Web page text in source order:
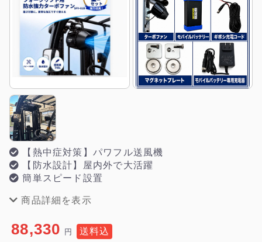
【熱中症対策】パワフル送風機
【防水設計】屋内外で大活躍
簡単スピード設置
商品詳細を表示
88,330 円 送料込